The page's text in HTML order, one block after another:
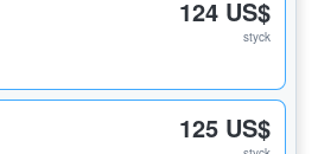
124 US$
styck
125 US$